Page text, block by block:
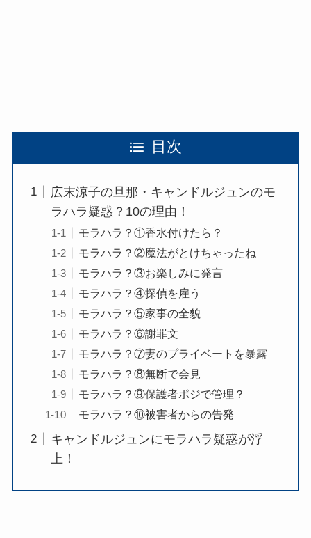
目次
広末涼子の旦那・キャンドルジュンのモ
ラハラ疑惑？10の理由！
モラハラ？①香水付けたら？
モラハラ？②魔法がとけちゃったね
モラハラ？③お楽しみに発言
モラハラ？④探偵を雇う
モラハラ？⑤家事の全貌
モラハラ？⑥謝罪文
モラハラ？⑦妻のプライベートを暴露
モラハラ？⑧無断で会見
モラハラ？⑨保護者ポジで管理？
モラハラ？⑩被害者からの告発
キャンドルジュンにモラハラ疑惑が浮
上！